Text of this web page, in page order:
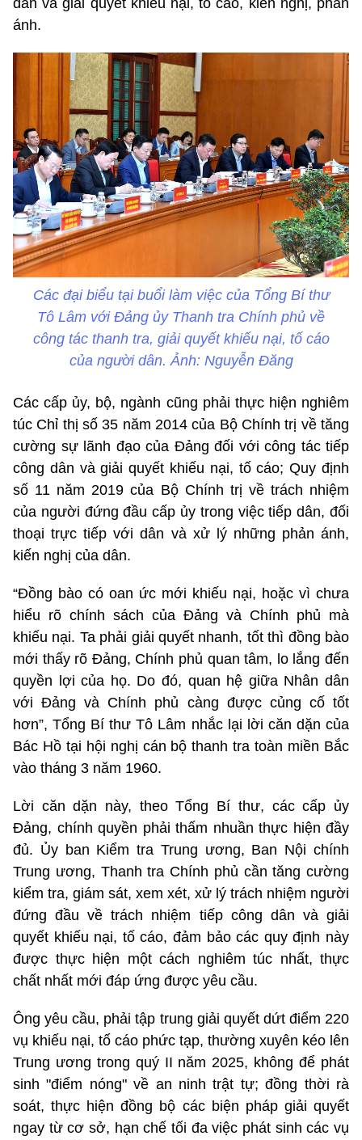
dân và giải quyết khiếu nại, tố cáo, kiến nghị, phản
ánh.
Các đại biểu tại buổi làm việc của Tổng Bí thư
Tô Lâm với Đảng ủy Thanh tra Chính phủ về
công tác thanh tra, giải quyết khiếu nại, tố cáo
của người dân. Ảnh: Nguyễn Đăng
Các cấp ủy, bộ, ngành cũng phải thực hiện nghiêm
túc Chỉ thị số 35 năm 2014 của Bộ Chính trị về tăng
cường sự lãnh đạo của Đảng đối với công tác tiếp
công dân và giải quyết khiếu nại, tố cáo; Quy định
số 11 năm 2019 của Bộ Chính trị về trách nhiệm
của người đứng đầu cấp ủy trong việc tiếp dân, đối
thoại trực tiếp với dân và xử lý những phản ánh,
kiến nghị của dân.
“Đồng bào có oan ức mới khiếu nại, hoặc vì chưa
hiểu rõ chính sách của Đảng và Chính phủ mà
khiếu nại. Ta phải giải quyết nhanh, tốt thì đồng bào
mới thấy rõ Đảng, Chính phủ quan tâm, lo lắng đến
quyền lợi của họ. Do đó, quan hệ giữa Nhân dân
với Đảng và Chính phủ càng được củng cố tốt
hơn”, Tổng Bí thư Tô Lâm nhắc lại lời căn dặn của
Bác Hồ tại hội nghị cán bộ thanh tra toàn miền Bắc
vào tháng 3 năm 1960.
Lời căn dặn này, theo Tổng Bí thư, các cấp ủy
Đảng, chính quyền phải thấm nhuần thực hiện đầy
đủ. Ủy ban Kiểm tra Trung ương, Ban Nội chính
Trung ương, Thanh tra Chính phủ cần tăng cường
kiểm tra, giám sát, xem xét, xử lý trách nhiệm người
đứng đầu về trách nhiệm tiếp công dân và giải
quyết khiếu nại, tố cáo, đảm bảo các quy định này
được thực hiện một cách nghiêm túc nhất, thực
chất nhất mới đáp ứng được yêu cầu.
Ông yêu cầu, phải tập trung giải quyết dứt điểm 220
vụ khiếu nại, tố cáo phức tạp, thường xuyên kéo lên
Trung ương trong quý II năm 2025, không để phát
sinh "điểm nóng" về an ninh trật tự; đồng thời rà
soát, thực hiện đồng bộ các biện pháp giải quyết
ngay từ cơ sở, hạn chế tối đa việc phát sinh các vụ